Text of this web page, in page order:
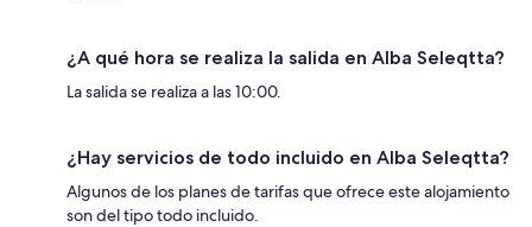
¿A qué hora se realiza la salida en Alba Seleqtta?
La salida se realiza a las 10:00.
¿Hay servicios de todo incluido en Alba Seleqtta?
Algunos de los planes de tarifas que ofrece este alojamiento
son del tipo todo incluido.